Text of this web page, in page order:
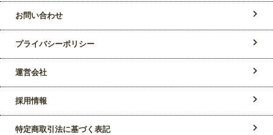
お問い合わせ
プライバシーポリシー
運営会社
採用情報
特定商取引法に基づく表記